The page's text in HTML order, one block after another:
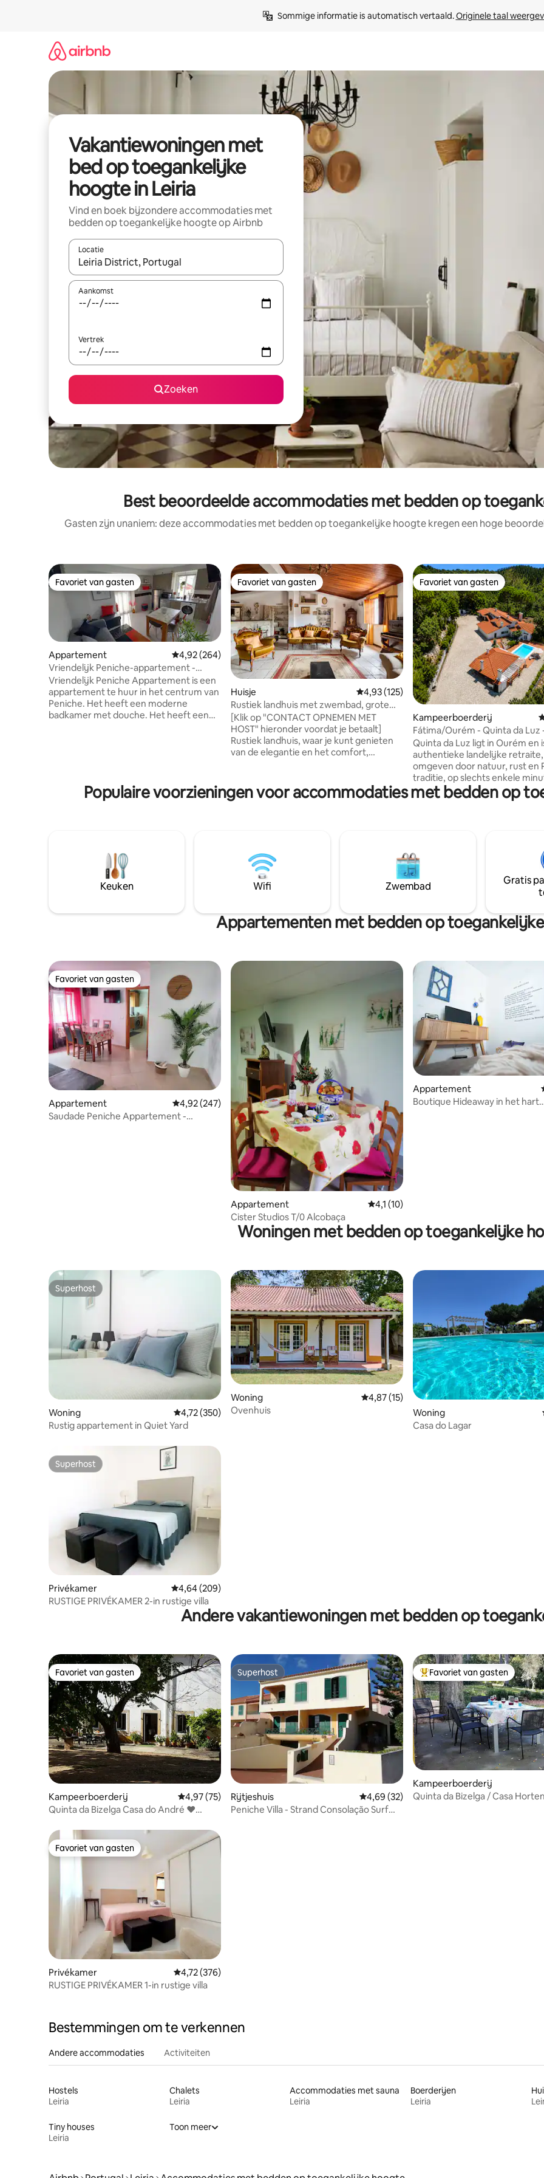
Sommige informatie is automatisch vertaald. Originele taal
Vakantiewoningen met
bed op toegankelijke
hoogte in Leiria
Vind en boek bijzondere accommodaties met
bedden op toegankelijke hoogte op Airbnb
Locatie
Wanneer er suggesties beschikbaar zijn, maak je een keuze met je de pijltjestoetsen omhoog en omlaag, óf door te
Aankomst
Vertrek
Zoeken
Best beoordeelde accommodaties met bedden op
Gasten zijn unaniem: deze accommodaties met bedden op toegankelijke hoogte kregen een hoge
Favoriet van gasten
Favoriet van gasten
Appartement Gemiddelde beoordeling van 4,92 uit 5, 264 recensies
4,92 (264)
Vriendelijk Peniche-appartement -
centrum van de stad
Vriendelijk Peniche Appartement is een
appartement te huur in het centrum van
Peniche. Het heeft een moderne
badkamer met douche. Het heeft een
of andere arrangementen, wordt ook
een ideale plek om uw surfplanken en
Favoriet van gasten
Favoriet van gasten
Huisje Gemiddelde beoordeling van 4,93 uit 5, 125
4,93 (125)
Rustiek landhuis met zwembad, grote
tuin, grill
[Klik op "CONTACT OPNEMEN MET
HOST" hieronder voordat je betaalt]
Rustiek landhuis, waar je kunt genieten
van de elegantie en het comfort,
diameter, in de tuin van het huis.
Gelegen in een dorpje tussen de steden
da Baleia", 50 minuten. Kunstmatig
strand: "Praia das Rocas", 30 minuten.
We hebben WIFI en tv.
Favoriet van gasten
Favoriet van gasten
Kampeerboerderij
Fátima/Ourém - Quinta da Luz
ontbijt/verwarmd zwembad
Quinta da Luz ligt in Ourém en
authentieke landelijke retraite,
omgeven door natuur, rust en
traditie, op slechts enkele
Fátima, ideaal voor rust,
unieke ervaringen. Quinta da
dagen worden gekenmerkt
geluid van de natuur, de geur
houtgestookte oven en het
dat de boerderij omringt. Het
plek om te rusten, opnieuw te
Populaire voorzieningen voor accommodaties met bedden op
Keuken Wifi Zwembad
Gratis
Appartementen met bedden op
Favoriet van gasten
Favoriet van gasten
Appartement Gemiddelde beoordeling van 4,92 uit 5, 247 recensies
4,92 (247)
Saudade Peniche Appartement -
Appartement Gemiddelde beoordeling van 4,1 uit 5, 10
4,1 (10)
Cister Studios T/0 Alcobaça
Appartement
Boutique Hideaway in het hart
Woningen met bedden op toegankelijke
Superhost
Superhost
Woning Gemiddelde beoordeling van 4,72 uit 5, 350 recensies
4,72 (350)
Rustig appartement in Quiet Yard
Woning Gemiddelde beoordeling van 4,87 uit 5, 15
4,87 (15)
Ovenhuis
Woning
Casa do Lagar
Superhost
Superhost
Privékamer Gemiddelde beoordeling van 4,64 uit 5, 209 recensies
4,64 (209)
RUSTIGE PRIVÉKAMER 2-in rustige villa
Andere vakantiewoningen met bedden op
Favoriet van gasten
Favoriet van gasten
Kampeerboerderij Gemiddelde beoordeling van 4,97 uit 5, 75 recensies
4,97 (75)
Quinta da Bizelga Casa do André ❤
Superhost
Superhost
Rijtjeshuis Gemiddelde beoordeling van 4,69 uit 5, 32
4,69 (32)
Peniche Villa - Strand Consolação Surf
Topfavoriet van gasten
Favoriet van gasten
Kampeerboerderij
Quinta da Bizelga / Casa
Favoriet van gasten
Favoriet van gasten
Privékamer Gemiddelde beoordeling van 4,72 uit 5, 376 recensies
4,72 (376)
RUSTIGE PRIVÉKAMER 1-in rustige villa
Bestemmingen om te verkennen
Andere accommodaties Activiteiten
Hostels
Leiria
Chalets
Leiria
Accommodaties met sauna
Leiria
Boerderijen
Leiria
Tiny houses
Leiria
Toon meer